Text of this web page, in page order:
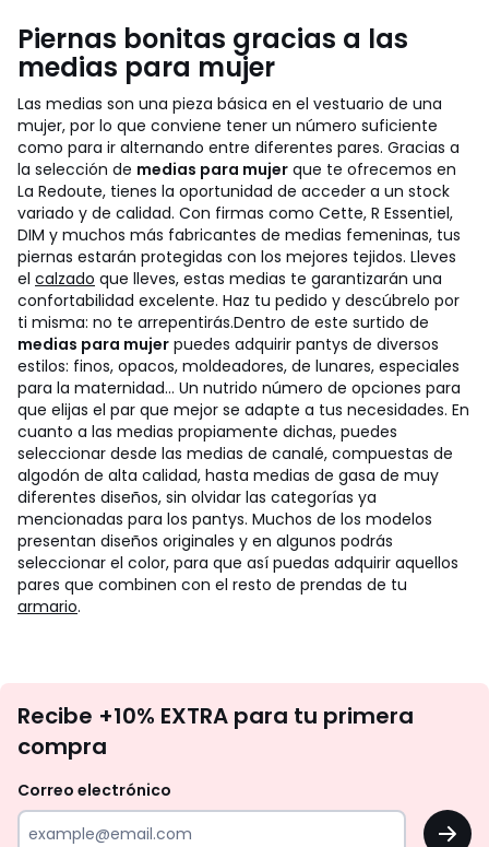
Piernas bonitas gracias a las
medias para mujer
Las medias son una pieza básica en el vestuario de una
mujer, por lo que conviene tener un número suficiente
como para ir alternando entre diferentes pares. Gracias a
la selección de medias para mujer que te ofrecemos en
La Redoute, tienes la oportunidad de acceder a un stock
variado y de calidad. Con firmas como Cette, R Essentiel,
DIM y muchos más fabricantes de medias femeninas, tus
piernas estarán protegidas con los mejores tejidos. Lleves
el calzado que lleves, estas medias te garantizarán una
confortabilidad excelente. Haz tu pedido y descúbrelo por
ti misma: no te arrepentirás.Dentro de este surtido de
medias para mujer puedes adquirir pantys de diversos
estilos: finos, opacos, moldeadores, de lunares, especiales
para la maternidad… Un nutrido número de opciones para
que elijas el par que mejor se adapte a tus necesidades. En
cuanto a las medias propiamente dichas, puedes
seleccionar desde las medias de canalé, compuestas de
algodón de alta calidad, hasta medias de gasa de muy
diferentes diseños, sin olvidar las categorías ya
mencionadas para los pantys. Muchos de los modelos
presentan diseños originales y en algunos podrás
seleccionar el color, para que así puedas adquirir aquellos
pares que combinen con el resto de prendas de tu
armario.
te
tu
Recibe +10% EXTRA para tu primera
compra
Correo electrónico
OK